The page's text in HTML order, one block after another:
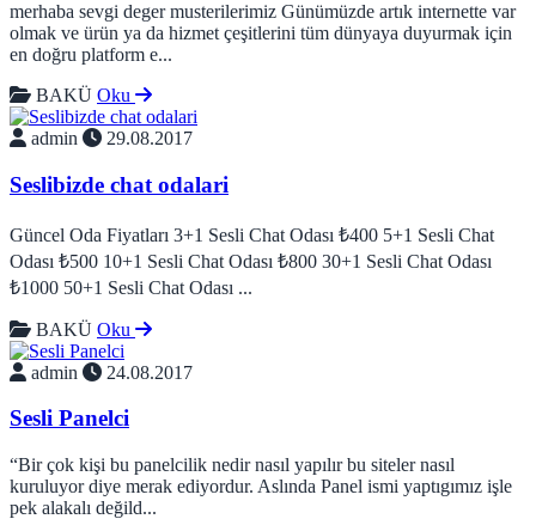
merhaba sevgi deger musterilerimiz Günümüzde artık internette var
olmak ve ürün ya da hizmet çeşitlerini tüm dünyaya duyurmak için
en doğru platform e...
BAKÜ Oku
admin 29.08.2017
Seslibizde chat odalari
Güncel Oda Fiyatları 3+1 Sesli Chat Odası ₺400 5+1 Sesli Chat
Odası ₺500 10+1 Sesli Chat Odası ₺800 30+1 Sesli Chat Odası
₺1000 50+1 Sesli Chat Odası ...
BAKÜ Oku
admin 24.08.2017
Sesli Panelci
“Bir çok kişi bu panelcilik nedir nasıl yapılır bu siteler nasıl
kuruluyor diye merak ediyordur. Aslında Panel ismi yaptıgımız işle
pek alakalı değild...